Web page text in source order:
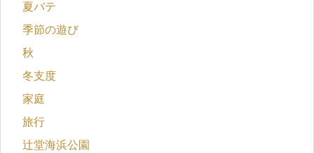
夏バテ
季節の遊び
秋
冬支度
家庭
旅行
辻堂海浜公園